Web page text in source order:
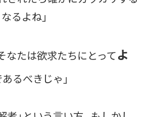
るよね」
なたは欲求たちにとってよ
るべきじゃ」